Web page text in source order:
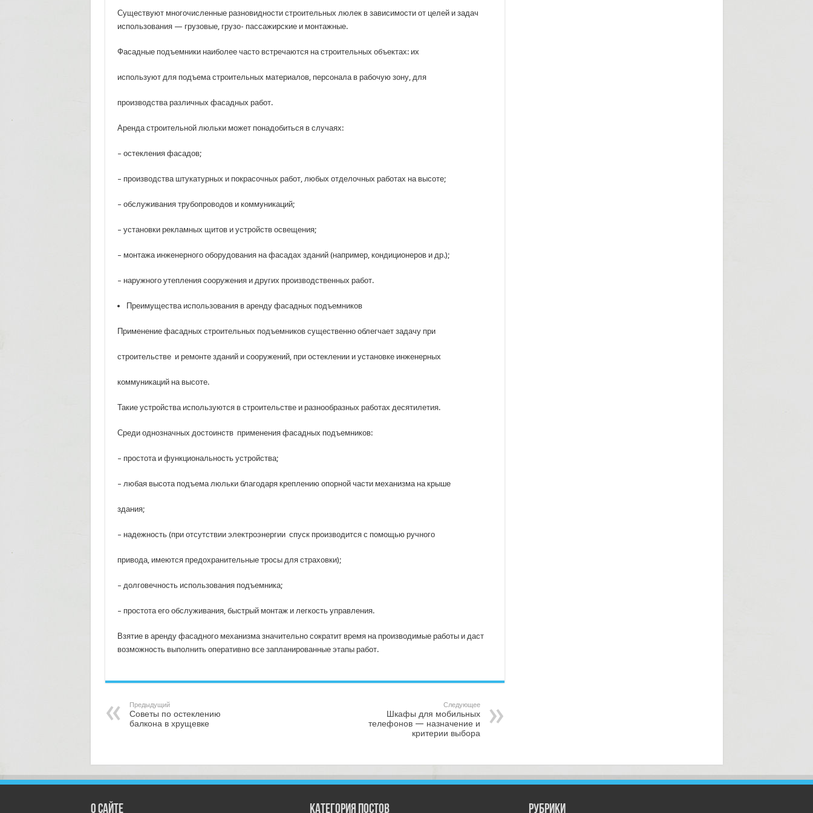
Существуют многочисленные разновидности строительных люлек в зависимости от целей и задач
использования — грузовые, грузо- пассажирские и монтажные.
Фасадные подъемники наиболее часто встречаются на строительных объектах: их
используют для подъема строительных материалов, персонала в рабочую зону, для
производства различных фасадных работ.
Аренда строительной люльки может понадобиться в случаях:
– остекления фасадов;
– производства штукатурных и покрасочных работ, любых отделочных работах на высоте;
– обслуживания трубопроводов и коммуникаций;
– установки рекламных щитов и устройств освещения;
– монтажа инженерного оборудования на фасадах зданий (например, кондиционеров и др.);
– наружного утепления сооружения и других производственных работ.
Преимущества использования в аренду фасадных подъемников
Применение фасадных строительных подъемников существенно облегчает задачу при
строительстве и ремонте зданий и сооружений, при остеклении и установке инженерных
коммуникаций на высоте.
Такие устройства используются в строительстве и разнообразных работах десятилетия.
Среди однозначных достоинств применения фасадных подъемников:
– простота и функциональность устройства;
– любая высота подъема люльки благодаря креплению опорной части механизма на крыше
здания;
– надежность (при отсутствии электроэнергии спуск производится с помощью ручного
привода, имеются предохранительные тросы для страховки);
– долговечность использования подъемника;
– простота его обслуживания, быстрый монтаж и легкость управления.
Взятие в аренду фасадного механизма значительно сократит время на производимые работы и даст
возможность выполнить оперативно все запланированные этапы работ.
Предыдущий
Советы по остеклению
балкона в хрущевке
Следующее
Шкафы для мобильных
телефонов — назначение и
критерии выбора
О сайте Категория постов РУбрики